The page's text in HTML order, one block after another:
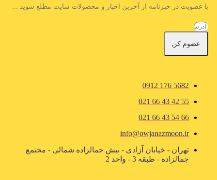
با عضویت در خبرنامه از آخرین اخبار و محصولات سایت مطلع شوید ...
عضوم کن
5682 176 0912
55 42 43 66 021
66 54 43 66 021
info@owjanazmoon.ir
تهران - خیابان آزادی - نبش جمالزاده شمالی - مجتمع
جمالزاده - طبقه 3 - واحد 2